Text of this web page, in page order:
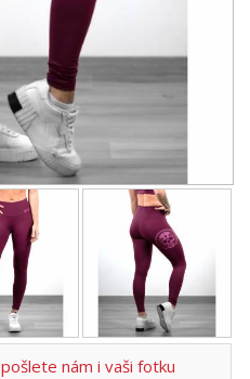
pošlete nám i vaši fotku